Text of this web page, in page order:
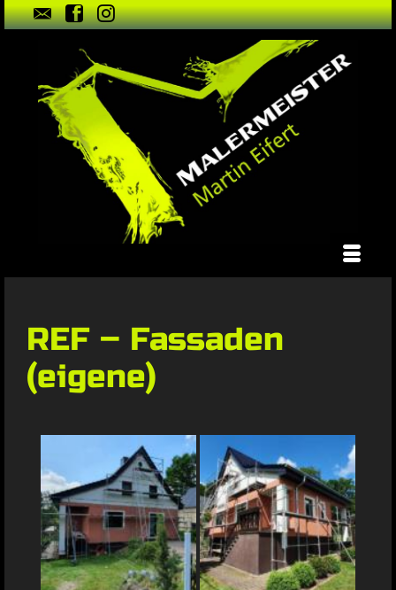
REF – Fassaden
(eigene)